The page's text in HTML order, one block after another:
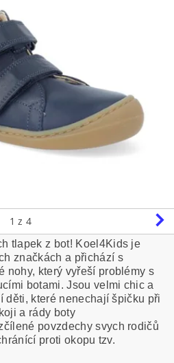
1 z 4
tlapek z bot! Koel4Kids je
značkách a přichází s
nohy, který vyřeší problémy s
botami. Jsou velmi chic a
děti, které nenechají špičku při
a rády boty
povzdechy svych rodičů
proti okopu tzv.